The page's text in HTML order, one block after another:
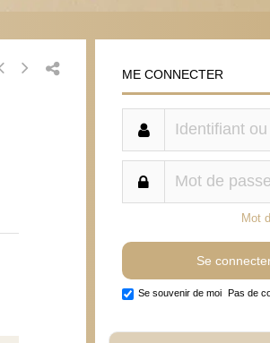
ME CONNECTER
Mot
Se souvenir de moi Pas de